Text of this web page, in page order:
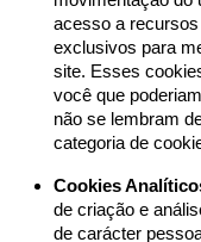
movimentação do
acesso a
exclusivos para
site. Esses
você que
não se lembram
categoria de
Cookies
de criação e